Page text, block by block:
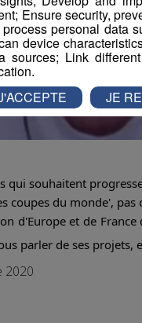
qui souhaitent
coupes du monde', pas
d'Europe et de
parler de ses projets,
2020
Ensure security,
personal data
device
sources; Link
JE